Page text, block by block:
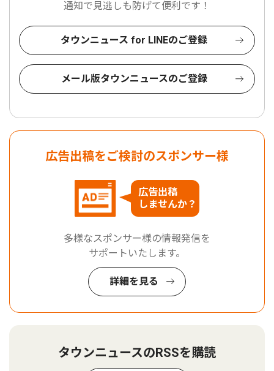
通知で見逃しも防げて便利です！
タウンニュース for LINEのご登録
メール版タウンニュースのご登録
広告出稿をご検討のスポンサー様
広告出稿
しませんか？
多様なスポンサー様の情報発信を
サポートいたします。
詳細を見る
タウンニュースのRSSを購読